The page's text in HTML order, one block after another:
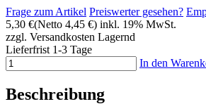
Frage zum Artikel Preiswerter gesehen?
5,30 €(Netto 4,45 €) inkl. 19% MwSt.
zzgl. Versandkosten Lagernd
Lieferfrist 1-3 Tage
In den
Beschreibung